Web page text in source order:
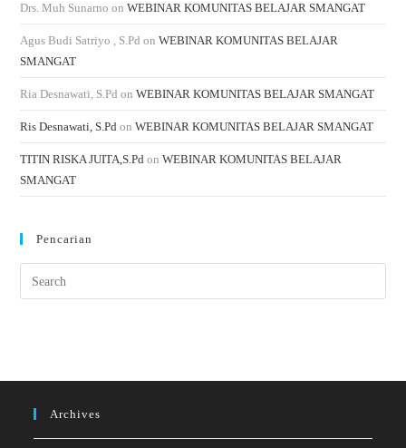
Drs. Muh Sunarno onWEBINAR KOMUNITAS BELAJAR SMANGAT
Agus Budi Satriyo , S.Pd onWEBINAR KOMUNITAS BELAJAR
SMANGAT
Ria Desnawati, S.Pd onWEBINAR KOMUNITAS BELAJAR SMANGAT
Ris Desnawati, S.Pd onWEBINAR KOMUNITAS BELAJAR SMANGAT
TITIN RISKA JUITA,S.Pd onWEBINAR KOMUNITAS BELAJAR
SMANGAT
Pencarian
Archives